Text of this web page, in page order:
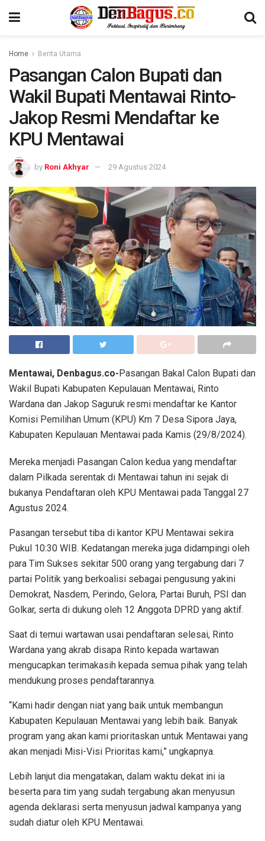
Home Berita Utama
Pasangan Calon Bupati dan
Wakil Bupati Mentawai Rinto-
Jakop Resmi Mendaftar ke
KPU Mentawai
by Roni Akhyar 29 Agustus 2024
Mentawai, Denbagus.co-Pasangan Bakal Calon Bupati dan
Wakil Bupati Kabupaten Kepulauan Mentawai, Rinto
Wardana dan Jakop Saguruk resmi mendaftar ke Kantor
Komisi Pemilihan Umum (KPU) Km 7 Desa Sipora Jaya,
Kabupaten Kepulauan Mentawai pada Kamis (29/8/2024).
Mereka menjadi Pasangan Calon kedua yang mendaftar
dalam Pilkada serentak di Mentawai tahun ini sejak di
bukanya Pendaftaran oleh KPU Mentawai pada Tanggal 27
Agustus 2024.
Pasangan tersebut tiba di kantor KPU Mentawai sekira
Pukul 10:30 WIB. Kedatangan mereka juga didampingi oleh
para Tim Sukses sekitar 500 orang yang tergabung dari 7
partai Politik yang berkoalisi sebagai pengusung yakini
Demokrat, Nasdem, Perindo, Gelora, Partai Buruh, PSI dan
Golkar, serta di dukung oleh 12 Anggota DPRD yang aktif.
Saat di temui wartawan usai pendaftaran selesai, Rinto
Wardana yang akrab disapa Rinto kepada wartawan
mengucapkan terimakasih kepada semua pihak yang telah
mendukung proses pendaftarannya.
“Kami hadir dengan niat yang baik untuk membangun
Kabupaten Kepulauan Mentawai yang lebih baik. Banyak
program yang akan kami prioritaskan untuk Mentawai yang
akan menjadi Misi-Visi Prioritas kami,” ungkapnya.
Lebih lanjut dia mengatakan, dalam waktu dekat ini ia
beserta para tim yang sudah tergabung akan menyusun
agenda deklarasi serta menyusun jadwal kampanya yang
sudah diatur oleh KPU Mentawai.